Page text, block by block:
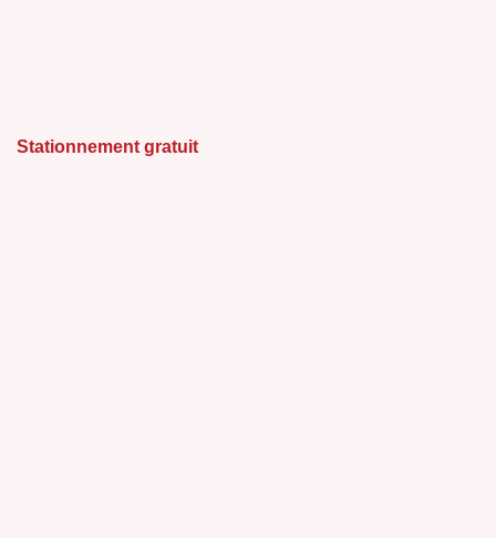
Stationnement gratuit